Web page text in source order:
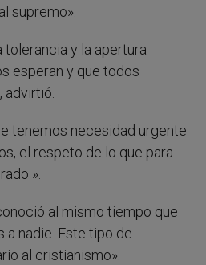
supremo».
tolerancia y la apertura
esperan y que todos
advirtió.
tenemos necesidad urgente
el respeto de lo que para
».
al mismo tiempo que
a nadie. Este tipo de
al cristianismo».